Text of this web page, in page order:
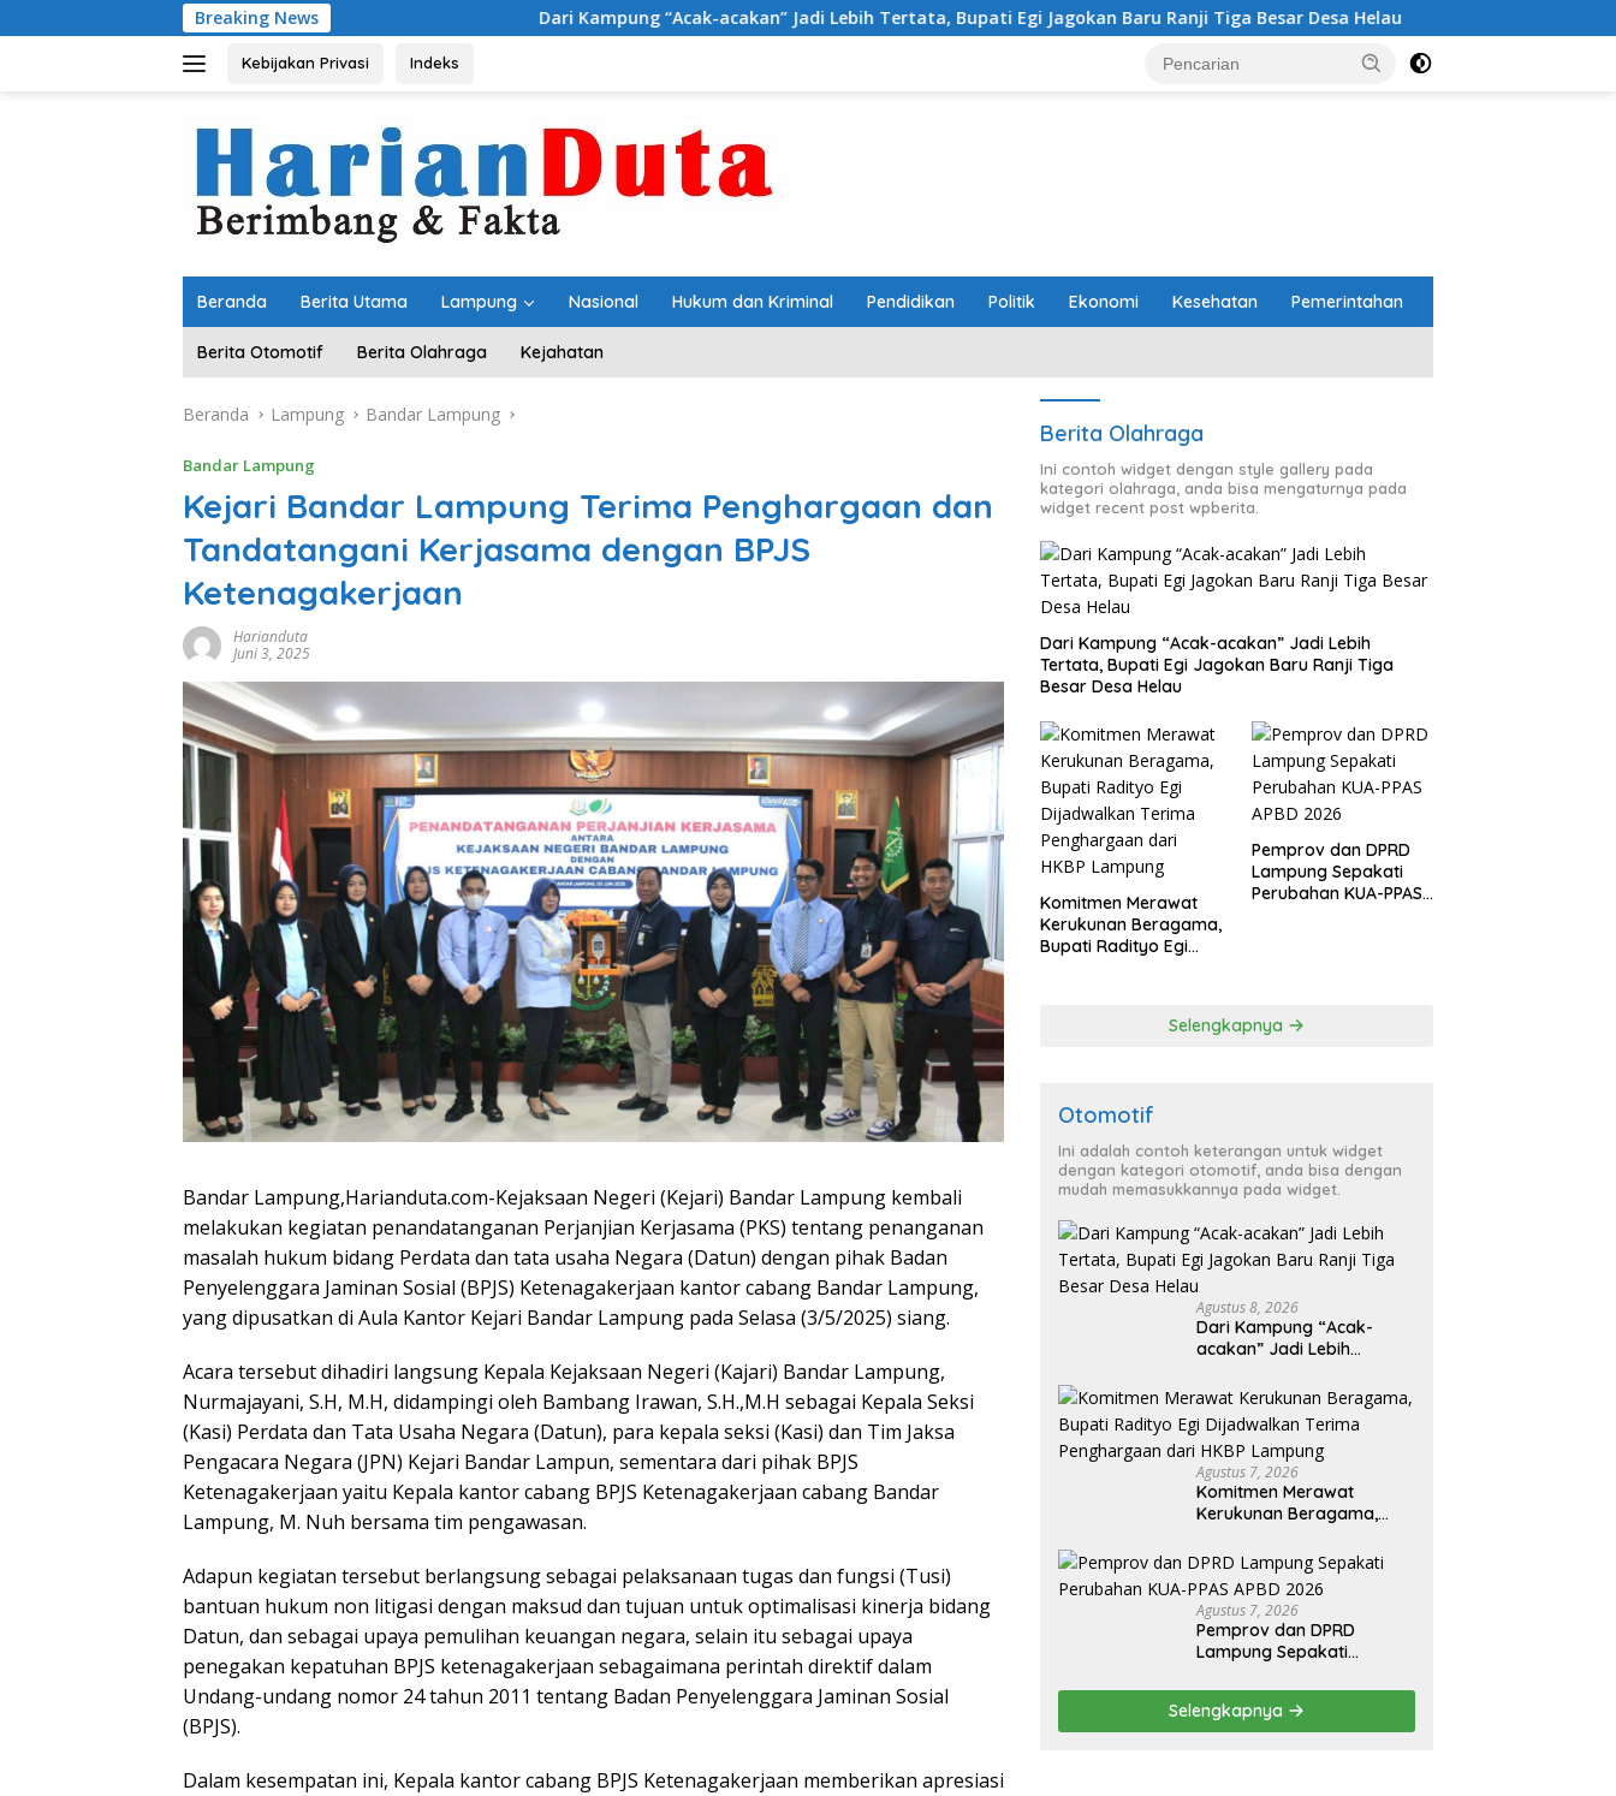
ke
Breaking News Dari Kampung “Acak-acakan” Jadi Lebih Tertata, Bupati Egi Jagokan Baru Ranji Tiga Besar Desa Helau Komitmen Merawat Kerukunan
Kebijakan Privasi Indeks
Beranda Berita Utama Lampung Nasional Hukum dan Kriminal Pendidikan Politik Ekonomi Kesehatan Pemerintahan
Berita Otomotif Berita Olahraga Kejahatan
Beranda Lampung Bandar Lampung
Bandar Lampung
Kejari Bandar Lampung Terima Penghargaan dan
Tandatangani Kerjasama dengan BPJS
Ketenagakerjaan
Harianduta
Juni 3, 2025
Bandar Lampung,Harianduta.com-Kejaksaan Negeri (Kejari) Bandar Lampung kembali
melakukan kegiatan penandatanganan Perjanjian Kerjasama (PKS) tentang penanganan
masalah hukum bidang Perdata dan tata usaha Negara (Datun) dengan pihak Badan
Penyelenggara Jaminan Sosial (BPJS) Ketenagakerjaan kantor cabang Bandar Lampung,
yang dipusatkan di Aula Kantor Kejari Bandar Lampung pada Selasa (3/5/2025) siang.
Acara tersebut dihadiri langsung Kepala Kejaksaan Negeri (Kajari) Bandar Lampung,
Nurmajayani, S.H, M.H, didampingi oleh Bambang Irawan, S.H.,M.H sebagai Kepala Seksi
(Kasi) Perdata dan Tata Usaha Negara (Datun), para kepala seksi (Kasi) dan Tim Jaksa
Pengacara Negara (JPN) Kejari Bandar Lampun, sementara dari pihak BPJS
Ketenagakerjaan yaitu Kepala kantor cabang BPJS Ketenagakerjaan cabang Bandar
Lampung, M. Nuh bersama tim pengawasan.
Adapun kegiatan tersebut berlangsung sebagai pelaksanaan tugas dan fungsi (Tusi)
bantuan hukum non litigasi dengan maksud dan tujuan untuk optimalisasi kinerja bidang
Datun, dan sebagai upaya pemulihan keuangan negara, selain itu sebagai upaya
penegakan kepatuhan BPJS ketenagakerjaan sebagaimana perintah direktif dalam
Undang-undang nomor 24 tahun 2011 tentang Badan Penyelenggara Jaminan Sosial
(BPJS).
Dalam kesempatan ini, Kepala kantor cabang BPJS Ketenagakerjaan memberikan apresiasi
Berita Olahraga
Ini contoh widget dengan style gallery pada
kategori olahraga, anda bisa mengaturnya pada
widget recent post wpberita.
Dari Kampung “Acak-acakan” Jadi Lebih
Tertata, Bupati Egi Jagokan Baru Ranji Tiga
Besar Desa Helau
Komitmen Merawat
Kerukunan Beragama,
Bupati Radityo Egi
Pemprov dan DPRD
Lampung Sepakati
Perubahan KUA-PPAS
Selengkapnya
Otomotif
Ini adalah contoh keterangan untuk widget
dengan kategori otomotif, anda bisa dengan
mudah memasukkannya pada widget.
Agustus 8, 2026
Dari Kampung “Acak-
acakan” Jadi Lebih
Jagokan Baru Ranji Tiga
Besar Desa Helau
Agustus 7, 2026
Komitmen Merawat
Kerukunan Beragama,
Dijadwalkan Terima
Penghargaan dari HKBP
Lampung
Agustus 7, 2026
Pemprov dan DPRD
Lampung Sepakati
APBD 2026
Selengkapnya